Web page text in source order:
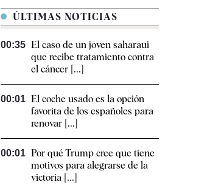
ÚLTIMAS NOTICIAS
00:35 El caso de un joven saharaui
que recibe tratamiento contra
el cáncer [...]
00:01 El coche usado es la opción
favorita de los españoles para
renovar [...]
00:01 Por qué Trump cree que tiene
motivos para alegrarse de la
victoria [...]